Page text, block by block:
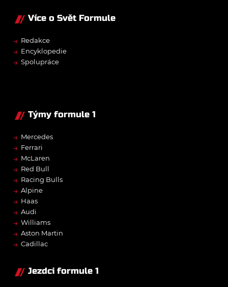
Více o Svět Formule
→ Redakce
→ Encyklopedie
→ Spolupráce
Týmy formule 1
→ Mercedes
→ Ferrari
→ McLaren
→ Red Bull
→ Racing Bulls
→ Alpine
→ Haas
→ Audi
→ Williams
→ Aston Martin
→ Cadillac
Jezdci formule 1